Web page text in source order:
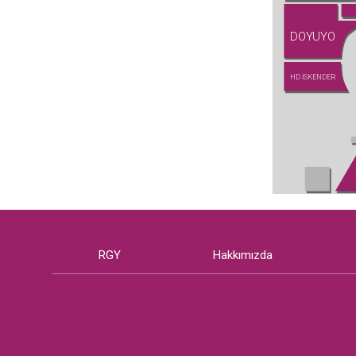
DOYUYO
HD İSKENDER
RGY Hakkımızda